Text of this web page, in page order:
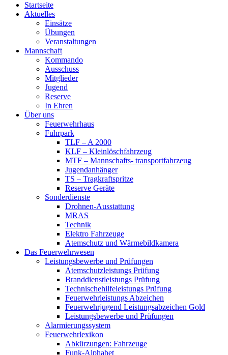
Startseite
Aktuelles
Einsätze
Übungen
Veranstaltungen
Mannschaft
Kommando
Ausschuss
Mitglieder
Jugend
Reserve
In Ehren
Über uns
Feuerwehrhaus
Fuhrpark
TLF – A 2000
KLF – Kleinlöschfahrzeug
MTF – Mannschafts- transportfahrzeug
Jugendanhänger
TS – Tragkraftspritze
Reserve Geräte
Sonderdienste
Drohnen-Ausstattung
MRAS
Technik
Elektro Fahrzeuge
Atemschutz und Wärmebildkamera
Das Feuerwehrwesen
Leistungsbewerbe und Prüfungen
Atemschutzleistungs Prüfung
Branddienstleistungs Prüfung
Technischehilfeleistungs Prüfung
Feuerwehrleistungs Abzeichen
Feuerwehrjugend Leistungsabzeichen Gold
Leistungsbewerbe und Prüfungen
Alarmierungssystem
Feuerwehrlexikon
Abkürzungen: Fahrzeuge
Funk-Alphabet